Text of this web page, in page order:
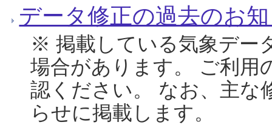
データ修正の過去のお
※ 掲載している気象デー
場合があります。 ご利用
認ください。 なお、主な
らせに掲載します。